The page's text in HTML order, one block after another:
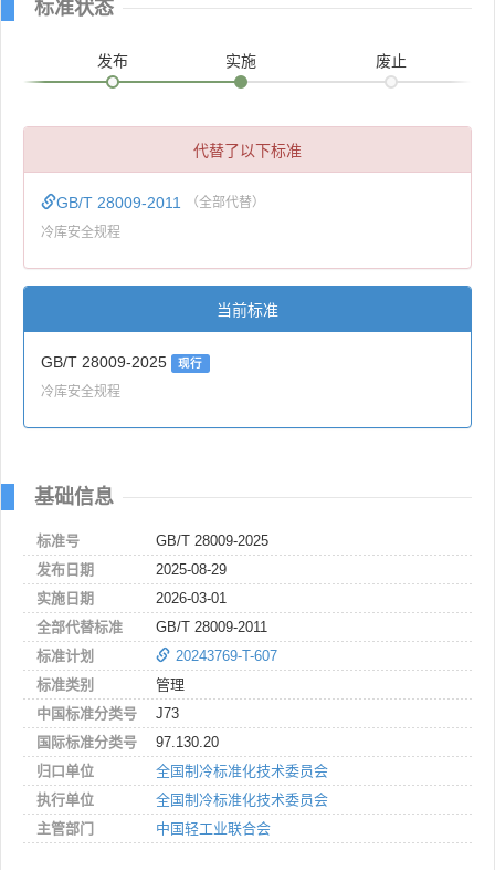
标准状态
发布 实施 废止
代替了以下标准
GB/T 28009-2011 （全部代替）
冷库安全规程
当前标准
GB/T 28009-2025 现行
冷库安全规程
基础信息
标准号
GB/T 28009-2025
发布日期
2025-08-29
实施日期
2026-03-01
全部代替标准
GB/T 28009-2011
标准计划
20243769-T-607
标准类别
管理
中国标准分类号
J73
国际标准分类号
97.130.20
归口单位
全国制冷标准化技术委员会
执行单位
全国制冷标准化技术委员会
主管部门
中国轻工业联合会